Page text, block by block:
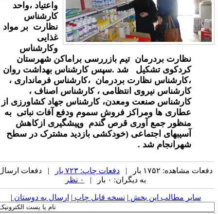
واعتیاد ،واحد
کارشناس
نظارت بر مواد
غذایی
وکارشناس
نظارت بردرمان تیم بازررسی براماکن شهرستان
کردکوی تشکیل شد .سپس کارشناس بهداشت روان
،کارشناس نظارت بردرمان ،کارشناس فرمانداری ،
کارشناس نیروی انتظامی ، کارشناس اصناف ،
کارشناس صنعت ومعدن، کارشناس جهاد کشاورزی از
عطاری ها ومراکز فروش سموم ودفع آفات نباتی به
منظور جمع آوری قرص گندم وپیشگیری ازکاهش
آسیبهای اجتماعی (خودکشی بازدید مشترک در سطح
شهرانجامشد.
دفعات مشاهده: ۱۷۵۲ بار | دفعات چاپ: ۷۲۳ بار
| دفعات ارسال
به دیگران: ۰ بار |
سایر مطالب این بخش | نسخه قابل چاپ| ارسال به دوستان|